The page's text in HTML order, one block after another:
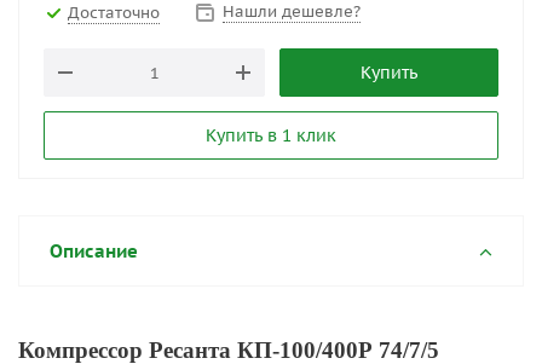
Достаточно Нашли дешевле?
Купить
Купить в 1 клик
Описание
Компрессор Ресанта КП-100/400Р 74/7/5